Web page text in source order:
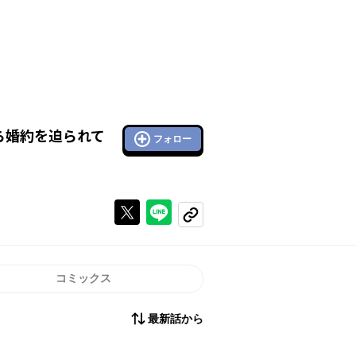
約を迫られて フォロー
Xで投稿するラインでシェアする
コピーする
コミックス
最新話から